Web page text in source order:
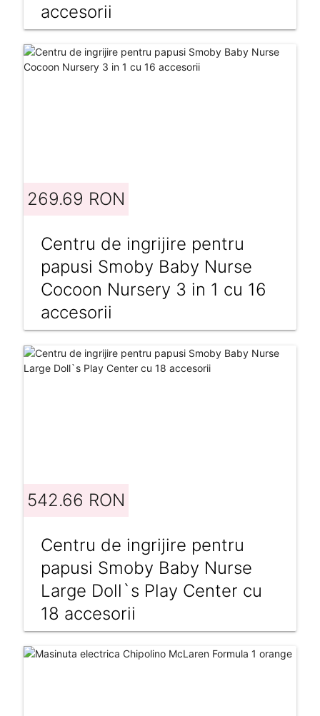
accesorii
269.69 RON
Centru de ingrijire pentru
papusi Smoby Baby Nurse
Cocoon Nursery 3 in 1 cu 16
accesorii
542.66 RON
Centru de ingrijire pentru
papusi Smoby Baby Nurse
Large Doll`s Play Center cu
18 accesorii